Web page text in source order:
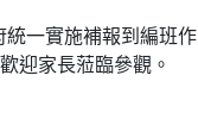
統一實施補報到編班作
迎家長蒞臨參觀。